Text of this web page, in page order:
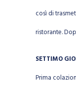
così di
ristorante.
SETTIMO
Prima